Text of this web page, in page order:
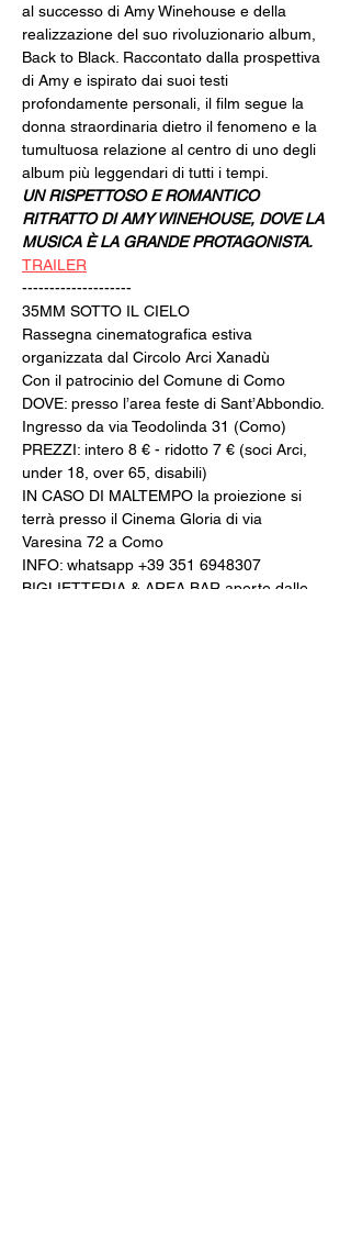
al successo di Amy Winehouse e della
realizzazione del suo rivoluzionario album,
Back to Black. Raccontato dalla prospettiva
di Amy e ispirato dai suoi testi
profondamente personali, il film segue la
donna straordinaria dietro il fenomeno e la
tumultuosa relazione al centro di uno degli
album più leggendari di tutti i tempi.
UN RISPETTOSO E ROMANTICO
RITRATTO DI AMY WINEHOUSE, DOVE LA
MUSICA È LA GRANDE PROTAGONISTA.
TRAILER
--------------------
35MM SOTTO IL CIELO
Rassegna cinematografica estiva
organizzata dal Circolo Arci Xanadù
Con il patrocinio del Comune di Como
DOVE: presso l’area feste di Sant’Abbondio.
Ingresso da via Teodolinda 31 (Como)
PREZZI: intero 8 € - ridotto 7 € (soci Arci,
under 18, over 65, disabili)
IN CASO DI MALTEMPO la proiezione si
terrà presso il Cinema Gloria di via
Varesina 72 a Como
INFO: whatsapp +39 351 6948307
BIGLIETTERIA & AREA BAR aperte dalle